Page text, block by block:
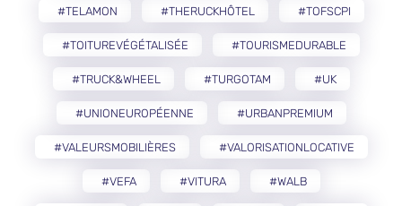
#TELAMON #THERUCKHÔTEL #TOFSCPI
#TOITUREVÉGÉTALISÉE #TOURISMEDURABLE
#TRUCK&WHEEL #TURGOTAM #UK
#UNIONEUROPÉENNE #URBANPREMIUM
#VALEURSMOBILIÈRES #VALORISATIONLOCATIVE
#VEFA #VITURA #WALB